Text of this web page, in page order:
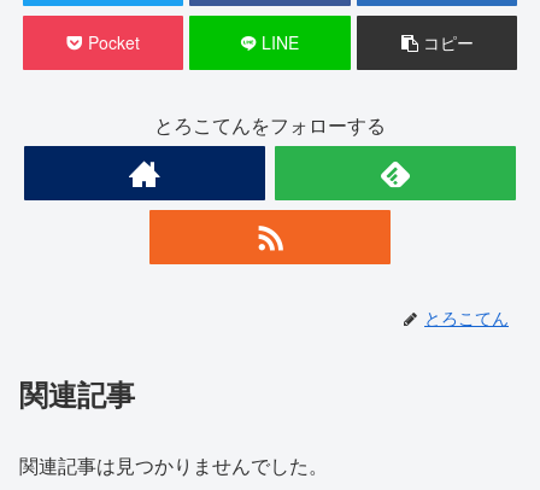
Pocket LINE コピー
とろこてんをフォローする
とろこてん
関連記事
関連記事は見つかりませんでした。